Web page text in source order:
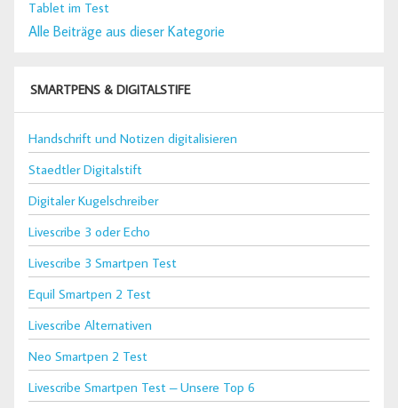
Tablet im Test
Alle Beiträge aus dieser Kategorie
SMARTPENS & DIGITALSTIFE
Handschrift und Notizen digitalisieren
Staedtler Digitalstift
Digitaler Kugelschreiber
Livescribe 3 oder Echo
Livescribe 3 Smartpen Test
Equil Smartpen 2 Test
Livescribe Alternativen
Neo Smartpen 2 Test
Livescribe Smartpen Test – Unsere Top 6